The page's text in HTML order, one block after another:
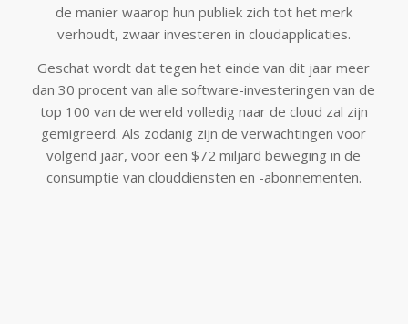
de manier waarop hun publiek zich tot het merk
verhoudt, zwaar investeren in cloudapplicaties.
Geschat wordt dat tegen het einde van dit jaar meer
dan 30 procent van alle software-investeringen van de
top 100 van de wereld volledig naar de cloud zal zijn
gemigreerd. Als zodanig zijn de verwachtingen voor
volgend jaar, voor een $72 miljard beweging in de
consumptie van clouddiensten en -abonnementen.